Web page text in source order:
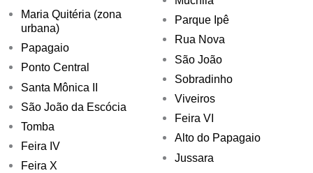
Maria Quitéria (zona
urbana)
Papagaio
Ponto Central
Santa Mônica II
São João da Escócia
Tomba
Feira IV
Feira X
Parque Ipê
Rua Nova
São João
Sobradinho
Viveiros
Feira VI
Alto do Papagaio
Jussara